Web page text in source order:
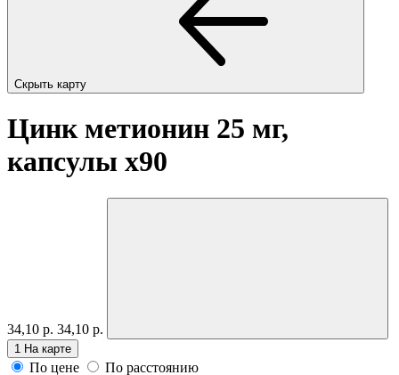
Скрыть карту
Цинк метионин 25 мг,
капсулы x90
34,10 р. 34,10 р.
1 На карте
По цене
По расстоянию